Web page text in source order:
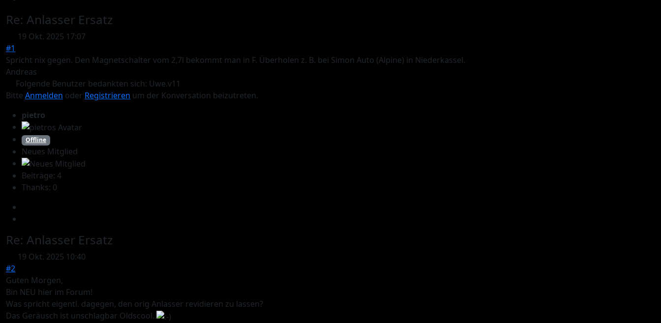
Re: Anlasser Ersatz
19 Okt. 2025 17:07
#1
Spricht nix gegen. Den Magnetschalter vom 2,7l bekommt man in F. Überholen z. B. bei Simon Auto (Alpine) in Niederkassel.
Andreas
Folgende Benutzer bedankten sich: Uwe.v11
Bitte Anmelden oder Registrieren um der Konversation beizutreten.
pietro
Offline
Neues Mitglied
Beiträge: 4
Thanks: 0
Re: Anlasser Ersatz
19 Okt. 2025 10:40
#2
Guten Morgen,
Bin NEU hier im Forum!
Was spricht eigentl. dagegen, den orig Anlasser revidieren zu lassen?
Das Geräusch ist unschlagbar Oldscool..